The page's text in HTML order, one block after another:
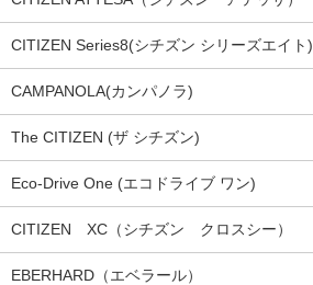
CITIZEN Series8(シチズン シリーズエイト)
CAMPANOLA(カンパノラ)
The CITIZEN (ザ シチズン)
Eco-Drive One (エコドライブ ワン)
CITIZEN XC（シチズン クロスシー）
EBERHARD（エベラール）